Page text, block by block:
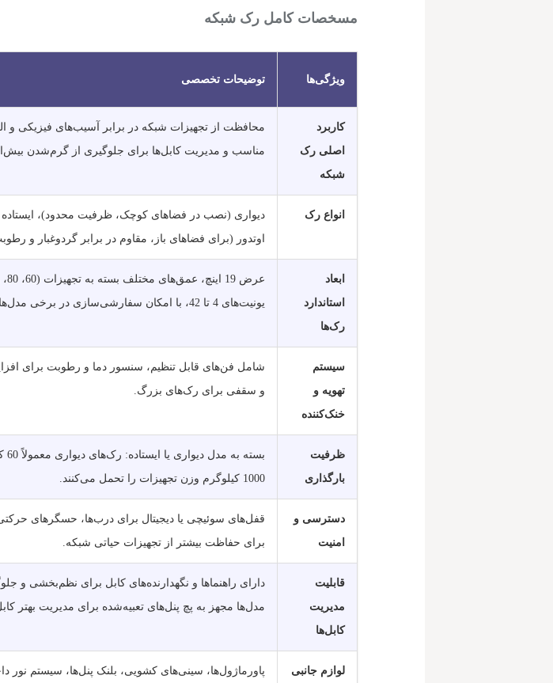
مسخصات کامل رک شبکه
ویژگی‌ها توضیحات تخصصی
کاربرد
اصلی رک
شبکه
محافظت از تجهیزات شبکه در برابر آسیب‌های فیزیکی و
مناسب و مدیریت کابل‌ها برای جلوگیری از گرم‌شدن
انواع رک
دیواری (نصب در فضاهای کوچک، ظرفیت محدود)، ایستاده
اوتدور (برای فضاهای باز، مقاوم در برابر گردوغبار و
ابعاد
استاندارد
رک‌ها
یونیت‌های 4 تا 42، با امکان سفارشی‌سازی در برخی مدل‌ها.
سیستم
تهویه و
خنک‌کننده
شامل فن‌های قابل تنظیم، سنسور دما و رطوبت برای
و سقفی برای رک‌های بزرگ.
ظرفیت
بارگذاری
1000 کیلوگرم وزن تجهیزات را تحمل می‌کنند.
دسترسی و
امنیت
قفل‌های سوئیچی یا دیجیتال برای درب‌ها، حسگرهای
برای حفاظت بیشتر از تجهیزات حیاتی شبکه.
قابلیت
مدیریت
کابل‌ها
دارای راهنماها و نگهدارنده‌های کابل برای نظم‌بخشی و
مدل‌ها مجهز به پچ پنل‌های تعبیه‌شده برای مدیریت بهتر
لوازم جانبی
پاورماژول‌ها، سینی‌های کشویی، بلنک پنل‌ها، سیستم نور